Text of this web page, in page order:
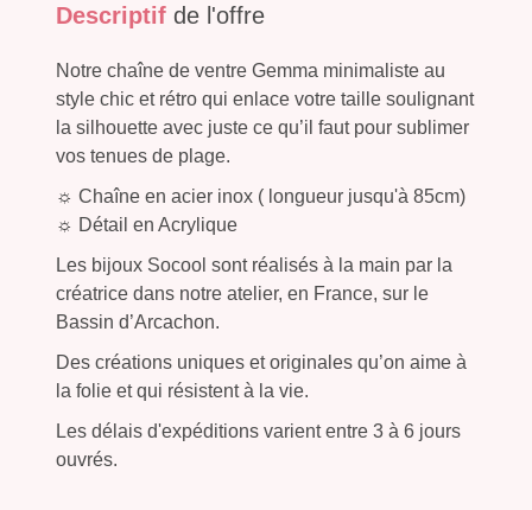
Descriptif de l'offre
Notre chaîne de ventre Gemma minimaliste au
style chic et rétro qui enlace votre taille soulignant
la silhouette avec juste ce qu’il faut pour sublimer
vos tenues de plage.
☼ Chaîne en acier inox ( longueur jusqu'à 85cm)
☼ Détail en Acrylique
Les bijoux Socool sont réalisés à la main par la
créatrice dans notre atelier, en France, sur le
Bassin d’Arcachon.
Des créations uniques et originales qu’on aime à
la folie et qui résistent à la vie.
Les délais d'expéditions varient entre 3 à 6 jours
ouvrés.